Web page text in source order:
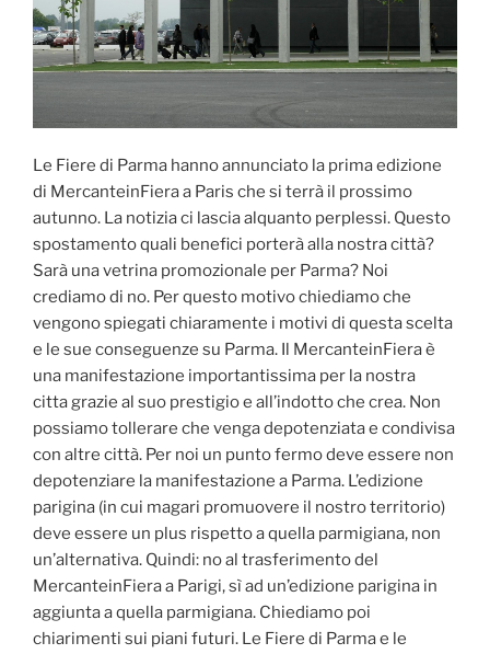
Le Fiere di Parma hanno annunciato la prima edizione
di MercanteinFiera a Paris che si terrà il prossimo
autunno. La notizia ci lascia alquanto perplessi. Questo
spostamento quali benefici porterà alla nostra città?
Sarà una vetrina promozionale per Parma? Noi
crediamo di no. Per questo motivo chiediamo che
vengono spiegati chiaramente i motivi di questa scelta
e le sue conseguenze su Parma. Il MercanteinFiera è
una manifestazione importantissima per la nostra
citta grazie al suo prestigio e all’indotto che crea. Non
possiamo tollerare che venga depotenziata e condivisa
con altre città. Per noi un punto fermo deve essere non
depotenziare la manifestazione a Parma. L’edizione
parigina (in cui magari promuovere il nostro territorio)
deve essere un plus rispetto a quella parmigiana, non
un’alternativa. Quindi: no al trasferimento del
MercanteinFiera a Parigi, sì ad un’edizione parigina in
aggiunta a quella parmigiana. Chiediamo poi
chiarimenti sui piani futuri. Le Fiere di Parma e le